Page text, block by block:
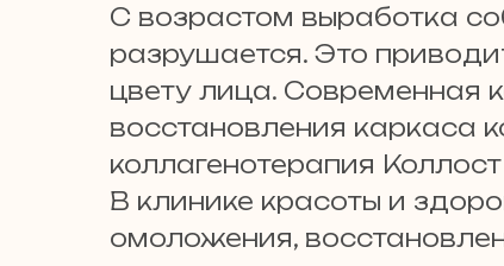
С возрастом выработка
разрушается. Это
цвету лица. Современная
восстановления каркаса
коллагенотерапия
В клинике красоты и
омоложения,